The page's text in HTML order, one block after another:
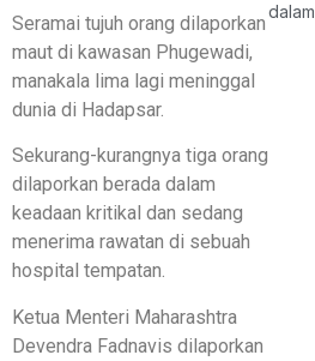
Seramai tujuh orang dilaporkan
maut di kawasan Phugewadi,
manakala lima lagi meninggal
dunia di Hadapsar.
Sekurang-kurangnya tiga orang
dilaporkan berada dalam
keadaan kritikal dan sedang
menerima rawatan di sebuah
hospital tempatan.
Ketua Menteri Maharashtra
Devendra Fadnavis dilaporkan
dalam